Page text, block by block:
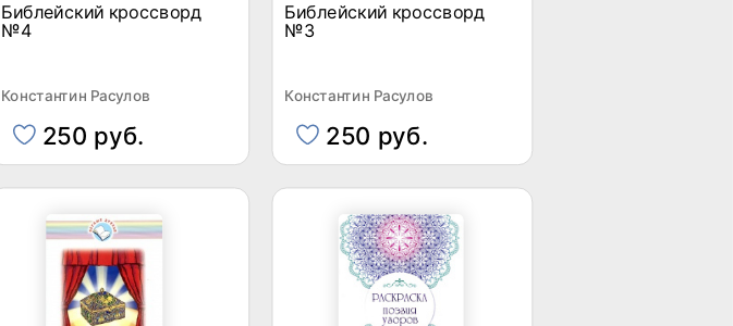
Библейский кроссворд
№4
Константин Расулов
250 руб.
Библейский кроссворд
№3
Константин Расулов
250 руб.